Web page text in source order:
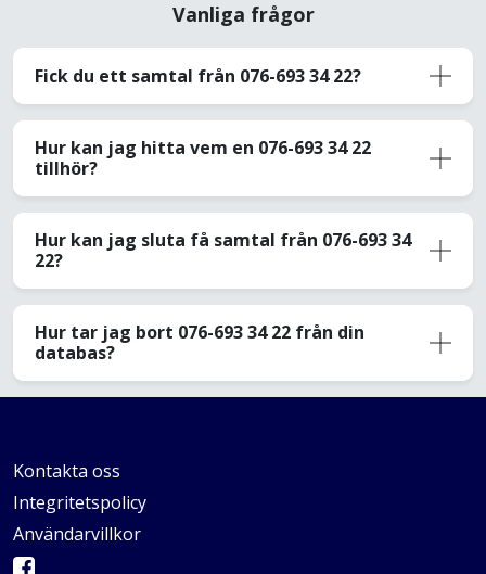
Vanliga frågor
Fick du ett samtal från 076-693 34 22?
Hur kan jag hitta vem en 076-693 34 22
tillhör?
Hur kan jag sluta få samtal från 076-693 34
22?
Hur tar jag bort 076-693 34 22 från din
databas?
Kontakta oss
Integritetspolicy
Användarvillkor